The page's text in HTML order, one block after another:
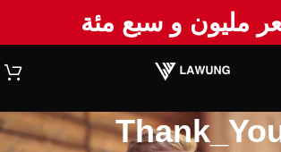
مليون و سبع مئة